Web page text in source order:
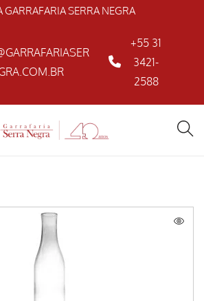
SERRA NEGRA
+55 31
3421-
2588